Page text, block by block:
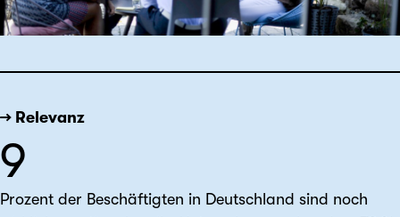
→ Relevanz
9
Prozent der Beschäftigten in Deutschland sind noch